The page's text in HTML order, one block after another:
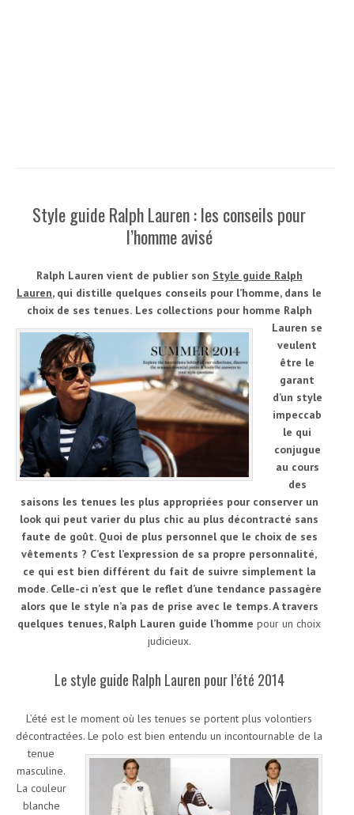
Style guide Ralph Lauren : les conseils pour
l’homme avisé
Ralph Lauren vient de publier son Style guide Ralph
Lauren, qui distille quelques conseils pour l’homme, dans le
choix de ses tenues.Les collections pour homme Ralph
Lauren se
veulent
être le
garant
d’un style
impeccab
le qui
conjugue
au cours
des
saisons les tenues les plus appropriées pour conserver un
look qui peut varier du plus chic au plus décontracté sans
faute de goût. Quoi de plus personnel que le choix de ses
vêtements ? C’est l’expression de sa propre personnalité,
ce qui est bien différent du fait de suivre simplement la
mode. Celle-ci n’est que le reflet d’une tendance passagère
alors que le style n’a pas de prise avec le temps. A travers
quelques tenues, Ralph Lauren guide l’homme pour un choix
judicieux.
Le style guide Ralph Lauren pour l’été 2014
L’été est le moment où les tenues se portent plus volontiers
décontractées. Le polo est bien entendu un incontournable de la
tenue
masculine.
La couleur
blanche